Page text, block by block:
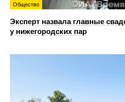
Общество
Эксперт назвала главные
у нижегородских пар